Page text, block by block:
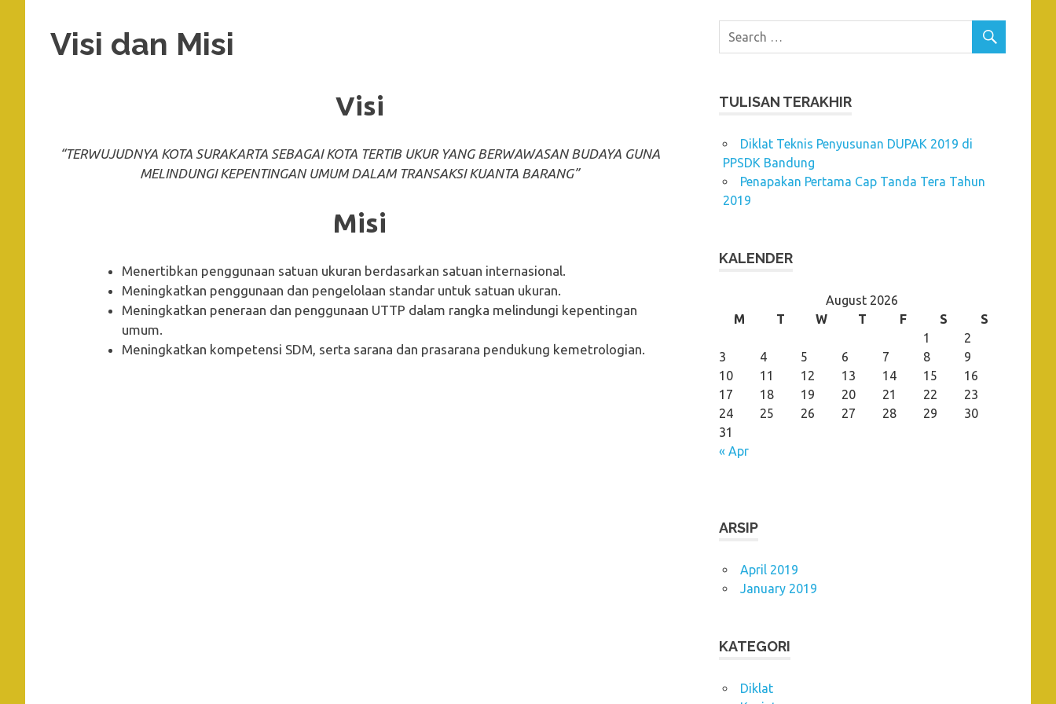
Visi dan Misi
Visi
“TERWUJUDNYA KOTA SURAKARTA SEBAGAI KOTA TERTIB UKUR YANG BERWAWASAN BUDAYA GUNA
MELINDUNGI KEPENTINGAN UMUM DALAM TRANSAKSI KUANTA BARANG”
Misi
Menertibkan penggunaan satuan ukuran berdasarkan satuan internasional.
Meningkatkan penggunaan dan pengelolaan standar untuk satuan ukuran.
Meningkatkan peneraan dan penggunaan UTTP dalam rangka melindungi kepentingan
umum.
Meningkatkan kompetensi SDM, serta sarana dan prasarana pendukung kemetrologian.
TULISAN TERAKHIR
Diklat Teknis Penyusunan DUPAK 2019 di
PPSDK Bandung
Penapakan Pertama Cap Tanda Tera Tahun
2019
KALENDER
August 2026
M
T W T F S S
« Apr
1
2
3
4 5 6 7 8
9
10
11 12 13 14 15
16
17
18 19 20 21 22
23
24
25 26 27 28 29
30
31
ARSIP
April 2019
January 2019
KATEGORI
Diklat